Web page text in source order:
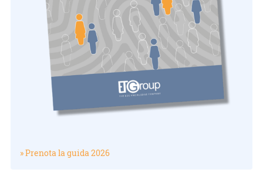
» Prenota la guida 2026